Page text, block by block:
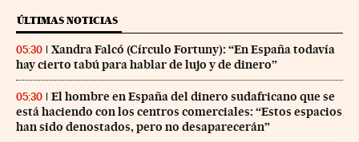
ÚLTIMAS NOTICIAS
05:30
Xandra Falcó (Círculo Fortuny): “En España todavía
hay cierto tabú para hablar de lujo y de dinero”
05:30
El hombre en España del dinero sudafricano que se
está haciendo con los centros comerciales: “Estos espacios
han sido denostados, pero no desaparecerán”